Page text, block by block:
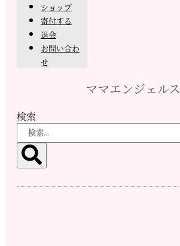
ショップ
寄付する
退会
お問い合わ
せ
ママエンジェルス
検索